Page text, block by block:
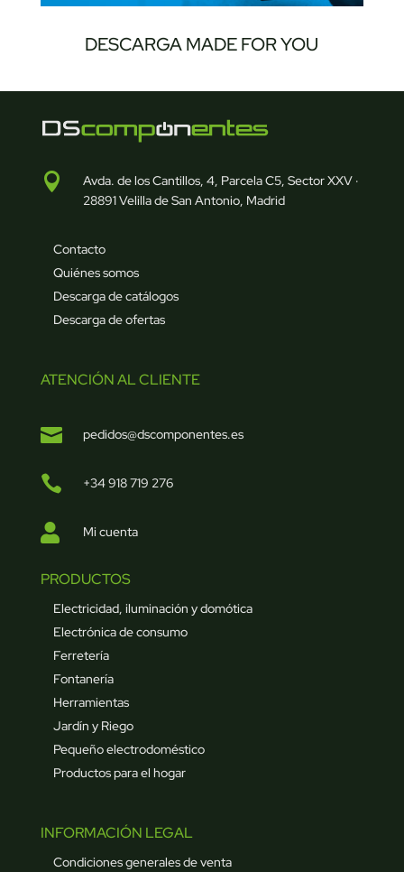
DESCARGA MADE FOR YOU

Avda. de los Cantillos, 4, Parcela C5, Sector XXV ·
28891 Velilla de San Antonio, Madrid
Contacto
Quiénes somos
Descarga de catálogos
Descarga de ofertas
ATENCIÓN AL CLIENTE
 pedidos@dscomponentes.es
 +34 918 719 276
 Mi cuenta
PRODUCTOS
Electricidad, iluminación y domótica
Electrónica de consumo
Ferretería
Fontanería
Herramientas
Jardín y Riego
Pequeño electrodoméstico
Productos para el hogar
INFORMACIÓN LEGAL
Condiciones generales de venta